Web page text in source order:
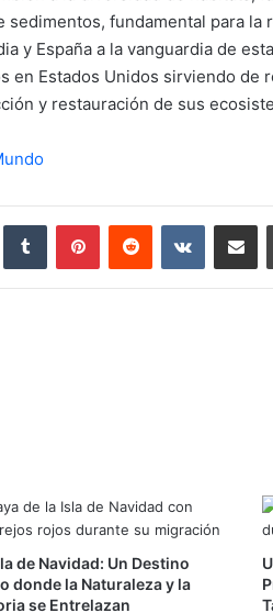
fundamental para la
y España a la vanguardia de
en Estados Unidos sirviendo de
y restauración de sus
Tumblr PinterestReddit VKontakte
de Navidad: Un Destino
donde la Naturaleza y la
se Entrelazan